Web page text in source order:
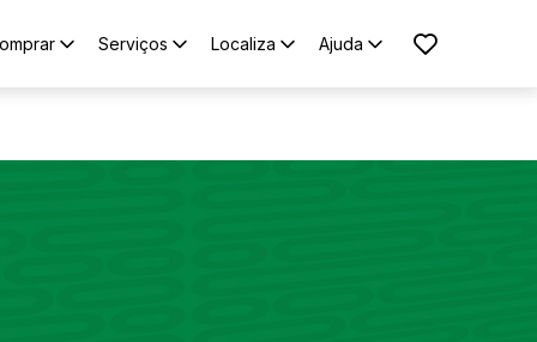
Serviços Localiza Ajuda